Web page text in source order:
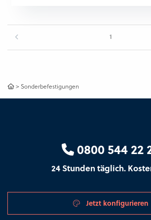
1
>Sonderbefestigungen
0800 544 22
24 Stunden täglich.
Jetzt konfigurieren